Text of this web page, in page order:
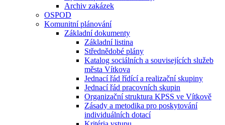
Archiv zakázek
OSPOD
Komunitní plánování
Základní dokumenty
Základní listina
Střednědobé plány
Katalog sociálních a souvisejících služeb
města Vítkova
Jednací řád řídící a realizační skupiny
Jednací řád pracovních skupin
Organizační struktura KPSS ve Vítkově
Zásady a metodika pro poskytování
individuálních dotací